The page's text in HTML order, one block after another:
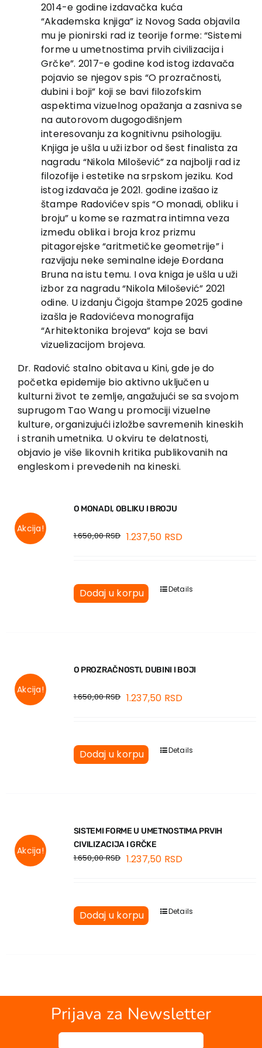
2014-e godine izdavačka kuća
“Akademska knjiga” iz Novog Sada objavila
mu je pionirski rad iz teorije forme: “Sistemi
forme u umetnostima prvih civilizacija i
Grčke”. 2017-e godine kod istog izdavača
pojavio se njegov spis “O prozračnosti,
dubini i boji” koji se bavi filozofskim
aspektima vizuelnog opažanja a zasniva se
na autorovom dugogodišnjem
interesovanju za kognitivnu psihologiju.
Knjiga je ušla u uži izbor od šest finalista za
nagradu “Nikola Milošević” za najbolji rad iz
filozofije i estetike na srpskom jeziku. Kod
istog izdavača je 2021. godine izašao iz
štampe Radovićev spis “O monadi, obliku i
broju” u kome se razmatra intimna veza
između oblika i broja kroz prizmu
pitagorejske “aritmetičke geometrije” i
razvijaju neke seminalne ideje Đordana
Bruna na istu temu. I ova kniga je ušla u uži
izbor za nagradu “Nikola Milošević” 2021
odine. U izdanju Čigoja štampe 2025 godine
izašla je Radovićeva monografija
“Arhitektonika brojeva” koja se bavi
vizuelizacijom brojeva.
Dr. Radović stalno obitava u Kini, gde je do
početka epidemije bio aktivno uključen u
kulturni život te zemlje, angažujući se sa svojom
suprugom Tao Wang u promociji vizuelne
kulture, organizujući izložbe savremenih kineskih
i stranih umetnika. U okviru te delatnosti,
objavio je više likovnih kritika publikovanih na
engleskom i prevedenih na kineski.
Akcija!
O MONADI, OBLIKU I BROJU
1.650,00RSD 1.237,50 RSD
Dodaj u korpu Details
Akcija!
O PROZRAČNOSTI, DUBINI I BOJI
1.650,00RSD 1.237,50 RSD
Dodaj u korpu Details
Akcija!
SISTEMI FORME U UMETNOSTIMA PRVIH
CIVILIZACIJA I GRČKE
1.650,00RSD 1.237,50 RSD
Dodaj u korpu Details
Prijava za Newsletter